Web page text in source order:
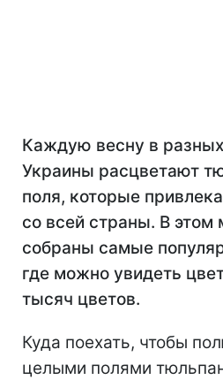
Каждую весну в
Украины расцветают
поля, которые
со всей страны. В этом
собраны самые
где можно увидеть
тысяч цветов.
Куда поехать, чтобы
целыми полями